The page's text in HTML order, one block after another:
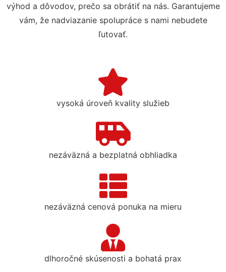
výhod a dôvodov, prečo sa obrátiť na nás. Garantujeme
vám, že nadviazanie spolupráce s nami nebudete
ľutovať.
vysoká úroveň kvality služieb
nezáväzná a bezplatná obhliadka
nezáväzná cenová ponuka na mieru
dlhoročné skúsenosti a bohatá prax